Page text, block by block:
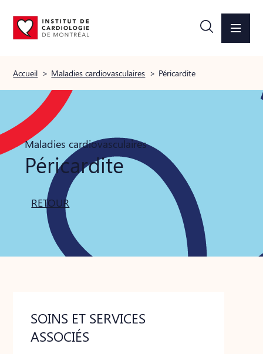
Accueil > Maladies cardiovasculaires > Péricardite
Maladies cardiovasculaires
Péricardite
RETOUR
SOINS ET SERVICES
ASSOCIÉS